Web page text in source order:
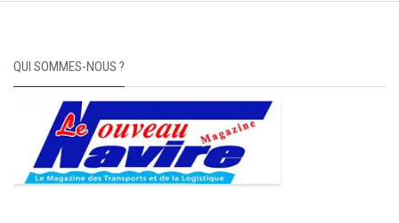
QUI SOMMES-NOUS ?